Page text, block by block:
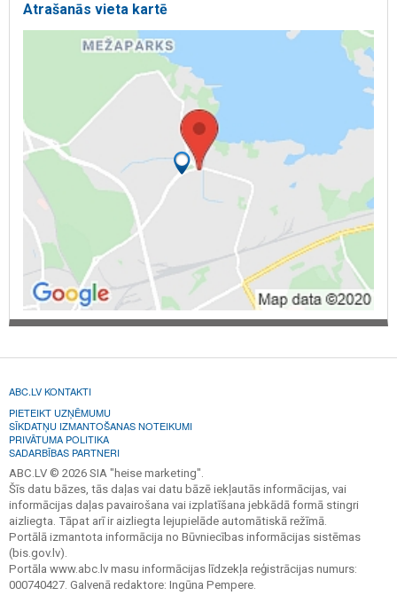
Atrašanās vieta kartē
ABC.LV KONTAKTI
PIETEIKT UZŅĒMUMU
SĪKDATŅU IZMANTOŠANAS NOTEIKUMI
PRIVĀTUMA POLITIKA
SADARBĪBAS PARTNERI
ABC.LV © 2026 SIA "heise marketing".
Šīs datu bāzes, tās daļas vai datu bāzē iekļautās informācijas, vai
informācijas daļas pavairošana vai izplatīšana jebkādā formā stingri
aizliegta. Tāpat arī ir aizliegta lejupielāde automātiskā režīmā.
Portālā izmantota informācija no Būvniecības informācijas sistēmas
(bis.gov.lv).
Portāla www.abc.lv masu informācijas līdzekļa reģistrācijas numurs:
000740427. Galvenā redaktore: Ingūna Pempere.